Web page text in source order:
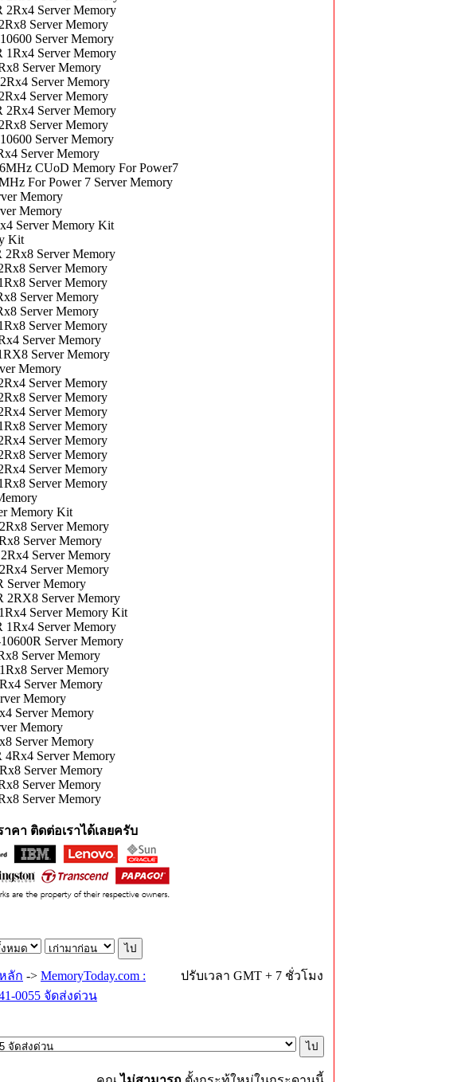
Server Memory
Server Memory
Server Memory
Server Memory
Server Memory
Server Memory
Server Memory
Server Memory
Server Memory
Server Memory
Server Memory
CUoD Memory For Power7
For Power 7 Server Memory
Memory
Memory
Server Memory Kit
Kit
Server Memory
Server Memory
Server Memory
Server Memory
Server Memory
Server Memory
Server Memory
Server Memory
Memory
Server Memory
Server Memory
Server Memory
Server Memory
Server Memory
Server Memory
Server Memory
Server Memory
Memory Kit
Server Memory
Server Memory
Server Memory
Server Memory
Server Memory
2RX8 Server Memory
Server Memory Kit
Server Memory
Server Memory
Server Memory
Server Memory
Server Memory
Memory
Server Memory
Memory
Server Memory
Server Memory
Server Memory
Server Memory
Server Memory
คา ติดต่อเราได้เลยครับ
ลัก -> MemoryToday.com :
0055 จัดส่งด่วน
ปรับเวลา GMT + 7 ชั่วโมง